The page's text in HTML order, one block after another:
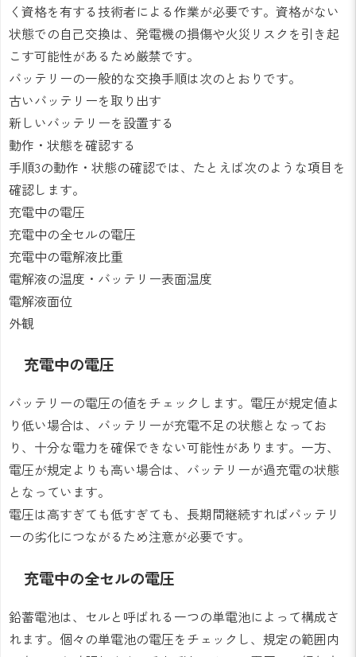
く資格を有する技術者による作業が必要です。資格がない
状態での自己交換は、発電機の損傷や火災リスクを引き起
こす可能性があるため厳禁です。
バッテリーの一般的な交換手順は次のとおりです。
古いバッテリーを取り出す
新しいバッテリーを設置する
動作・状態を確認する
手順3の動作・状態の確認では、たとえば次のような項目を
確認します。
充電中の電圧
充電中の全セルの電圧
充電中の電解液比重
電解液の温度・バッテリー表面温度
電解液面位
外観
充電中の電圧
バッテリーの電圧の値をチェックします。電圧が規定値よ
り低い場合は、バッテリーが充電不足の状態となってお
り、十分な電力を確保できない可能性があります。一方、
電圧が規定よりも高い場合は、バッテリーが過充電の状態
となっています。
電圧は高すぎても低すぎても、長期間継続すればバッテリ
ーの劣化につながるため注意が必要です。
充電中の全セルの電圧
鉛蓄電池は、セルと呼ばれる一つの単電池によって構成さ
れます。個々の単電池の電圧をチェックし、規定の範囲内